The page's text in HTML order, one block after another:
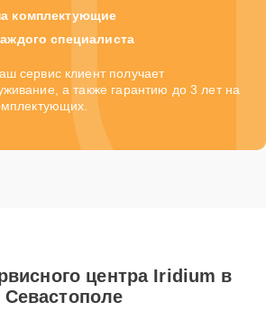
комплектующие
специалиста
сервис клиент получает
а также гарантию до 3 лет на
центра Iridium в
Севастополе